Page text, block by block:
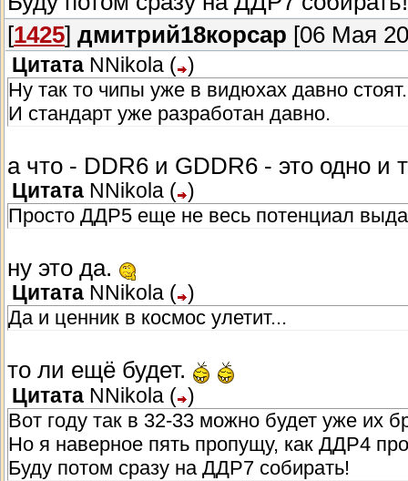
[1425] дмитрий18корсар [06 Мая
Цитата NNikola ( )
Ну так то чипы уже в видюхах давно
И стандарт уже разработан давно.
а что - DDR6 и GDDR6 - это одно и
Цитата NNikola ( )
Просто ДДР5 еще не весь потенциал
ну это да.
Цитата NNikola ( )
Да и ценник в космос улетит...
то ли ещё будет.
Цитата NNikola ( )
Вот году так в 32-33 можно будет уже их
Но я наверное пять пропущу, как ДДР4
Буду потом сразу на ДДР7 собирать!